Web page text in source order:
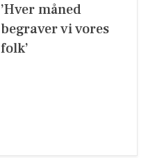
’Hver måned
begraver vi vores
folk’